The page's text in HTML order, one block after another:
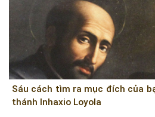
Sáu cách tìm ra mục đích của
thánh Inhaxio Loyola